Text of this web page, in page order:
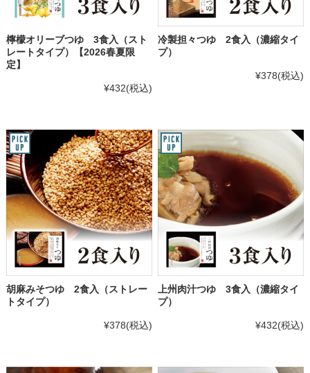
檸檬オリーブつゆ 3食入（スト
レートタイプ）【2026春夏限
定】
¥432(税込)
冷製担々つゆ 2食入（濃縮タイ
プ）
¥378(税込)
胡麻みそつゆ 2食入（ストレー
トタイプ）
¥378(税込)
上州肉汁つゆ 3食入（濃縮タイ
プ）
¥432(税込)